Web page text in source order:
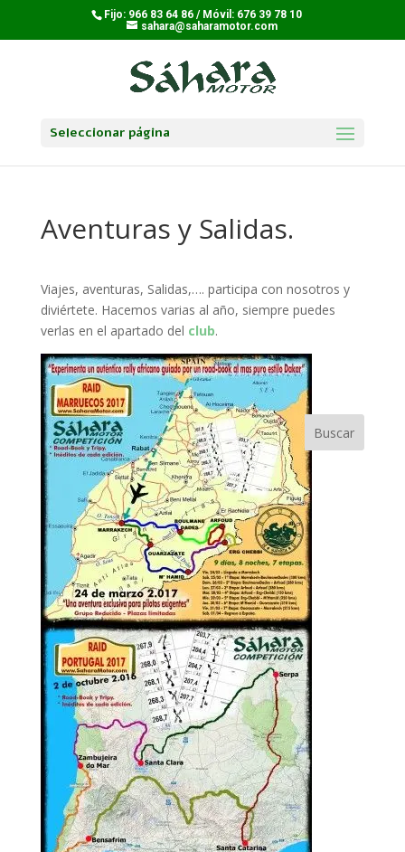
Fijo: 966 83 64 86 / Móvil: 676 39 78 10
sahara@saharamotor.com
Seleccionar página
Aventuras y Salidas.
Viajes, aventuras, Salidas,…. participa con nosotros y
diviértete. Hacemos varias al año, siempre puedes
verlas en el apartado del club.